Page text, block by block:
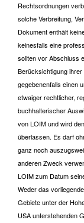
Rechtsordnungen
solche Verbreitung,
Dokument enthält
keinesfalls eine
sollten vor Abschluss
Berücksichtigung
gegebenenfalls einen
etwaiger rechtlicher,
buchhalterischer
von LOIM und wird
überlassen. Es darf
ganz noch
anderen Zweck
LOIM zum Datum
Weder das
Gebiete unter der
USA unterstehenden